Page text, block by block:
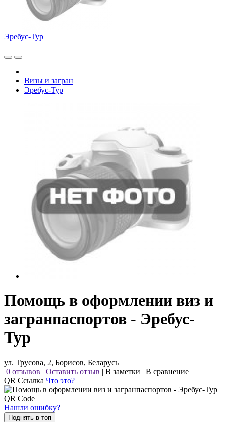
Эребус-Тур
Визы и загран
Эребус-Тур
Помощь в оформлении виз и
загранпаспортов - Эребус-
Тур
ул. Трусова, 2, Борисов, Беларусь
0 отзывов | Оставить отзыв | В заметки | В сравнение
QR Ссылка Что это?
Нашли ошибку?
Поднять в топ